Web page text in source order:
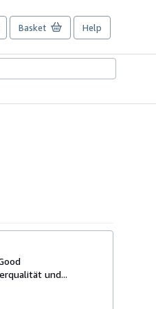
Basket Help
und...